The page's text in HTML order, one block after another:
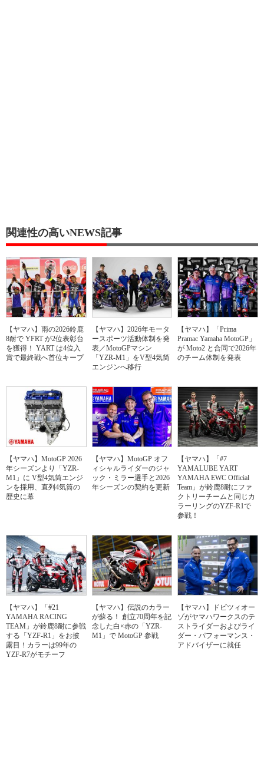
関連性の高いNEWS記事
【ヤマハ】雨の2026鈴鹿
8耐で YFRT が2位表彰台
を獲得！ YART は4位入
賞で最終戦へ首位キープ
【ヤマハ】2026年モータ
ースポーツ活動体制を発
表／MotoGPマシン
「YZR-M1」をV型4気筒
エンジンへ移行
【ヤマハ】「Prima
Pramac Yamaha MotoGP」
が Moto2 と合同で2026年
のチーム体制を発表
【ヤマハ】MotoGP 2026
年シーズンより「YZR-
M1」に V型4気筒エンジ
ンを採用、直列4気筒の
歴史に幕
【ヤマハ】MotoGP オフ
ィシャルライダーのジャ
ック・ミラー選手と2026
年シーズンの契約を更新
【ヤマハ】「#7
YAMALUBE YART
YAMAHA EWC Official
Team」が鈴鹿8耐にファ
クトリーチームと同じカ
ラーリングのYZF-R1で
参戦！
【ヤマハ】「#21
YAMAHA RACING
TEAM」が鈴鹿8耐に参戦
する「YZF-R1」をお披
露目！カラーは99年の
YZF-R7がモチーフ
【ヤマハ】伝説のカラー
が蘇る！ 創立70周年を記
念した白×赤の「YZR-
M1」で MotoGP 参戦
【ヤマハ】ドビツィオー
ゾがヤマハワークスのテ
ストライダーおよびライ
ダー・パフォーマンス・
アドバイザーに就任